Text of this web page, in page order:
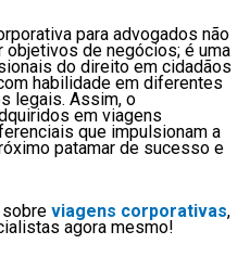
para advogados não
objetivos de negócios; é uma
do direito em cidadãos
habilidade em diferentes
legais. Assim, o
em viagens
que impulsionam a
patamar de sucesso e
viagens corporativas,
agora mesmo!